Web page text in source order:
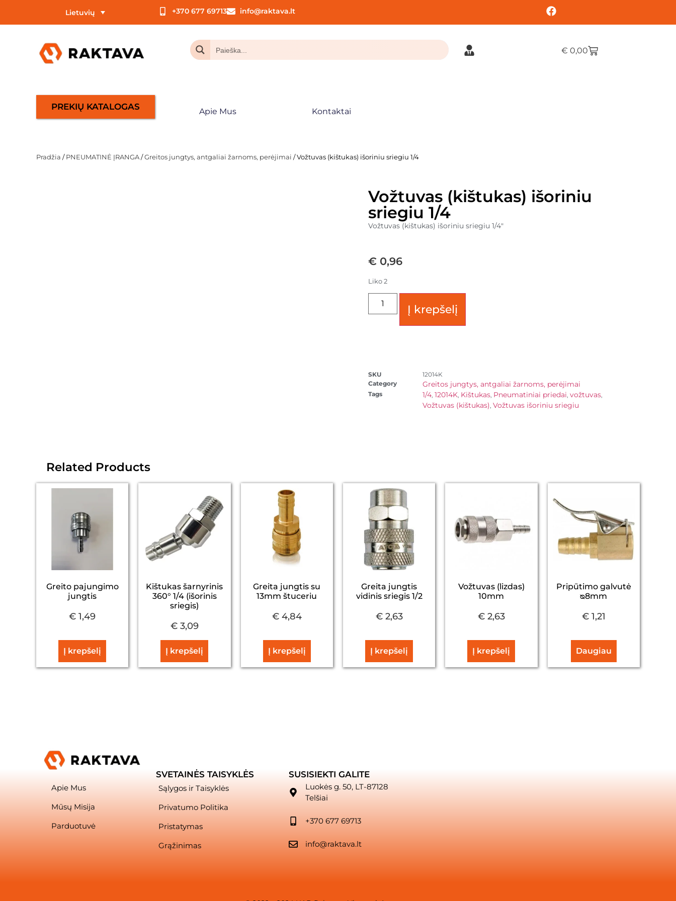
Lietuvių +370 677 69713 info@raktava.lt
€ 0,00
PREKIŲ KATALOGAS Apie Mus Kontaktai
Pradžia /PNEUMATINĖ ĮRANGA/Greitos jungtys, antgaliai žarnoms, perėjimai / Vožtuvas (kištukas) išoriniu sriegiu 1/4
Vožtuvas (kištukas) išoriniu
sriegiu 1/4
Vožtuvas (kištukas) išoriniu sriegiu 1/4″
€ 0,96
Liko 2
Į krepšelį
SKU
12014K
Category
Greitos jungtys, antgaliai žarnoms, perėjimai
Tags 1/4, 12014K, Kištukas, Pneumatiniai priedai, vožtuvas,
Vožtuvas (kištukas), Vožtuvas išoriniu sriegiu
Related Products
Greito pajungimo
jungtis
€ 1,49
Į krepšelį
Kištukas šarnyrinis
360° 1/4 (išorinis
sriegis)
€3,09
Į krepšelį
Greita jungtis su
13mm štuceriu
€4,84
Į krepšelį
Greita jungtis
vidinis sriegis 1/2
€2,63
Į krepšelį
Vožtuvas (lizdas)
10mm
€2,63
Į krepšelį
Pripūtimo galvutė
ᴓ8mm
€1,21
Daugiau
Apie Mus
Mūsų Misija
Parduotuvė
SVETAINĖS TAISYKLĖS
Sąlygos ir Taisyklės
Privatumo Politika
Pristatymas
Grąžinimas
SUSISIEKTI GALITE
Luokės g. 50, LT-87128
Telšiai
+370 677 69713
info@raktava.lt